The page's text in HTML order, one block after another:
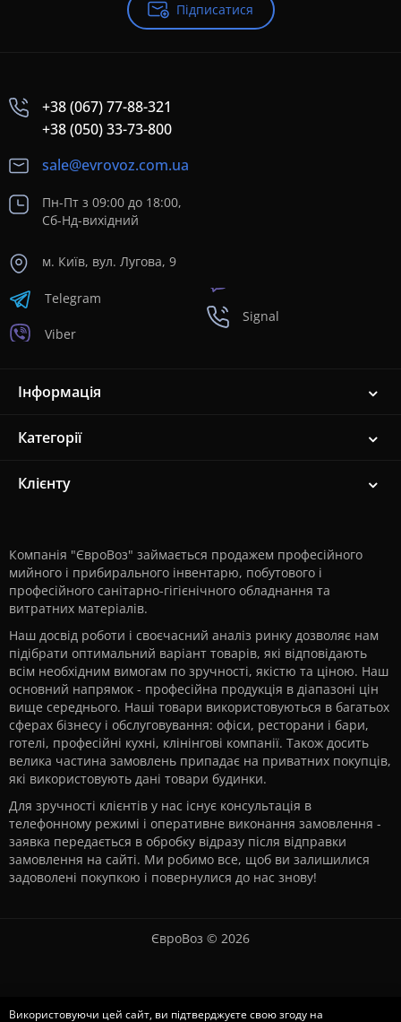
Підписатися
+38 (067) 77-88-321
+38 (050) 33-73-800
sale@evrovoz.com.ua
Пн-Пт з 09:00 до 18:00,
Сб-Нд-вихідний
м. Київ, вул. Лугова, 9
Telegram
Viber
Signal
Інформація
Категорії
Клієнту
Компанія "ЄвроВоз" займається продажем професійного
мийного і прибирального інвентарю, побутового і
професійного санітарно-гігієнічного обладнання та
витратних матеріалів.
Наш досвід роботи і своєчасний аналіз ринку дозволяє нам
підібрати оптимальний варіант товарів, які відповідають
всім необхідним вимогам по зручності, якістю та ціною. Наш
основний напрямок - професійна продукція в діапазоні цін
вище середнього. Наші товари використовуються в багатьох
сферах бізнесу і обслуговування: офіси, ресторани і бари,
готелі, професійні кухні, клінінгові компанії. Також досить
велика частина замовлень припадає на приватних покупців,
які використовують дані товари будинки.
Для зручності клієнтів у нас існує консультація в
телефонному режимі і оперативне виконання замовлення -
заявка передається в обробку відразу після відправки
замовлення на сайті. Ми робимо все, щоб ви залишилися
задоволені покупкою і повернулися до нас знову!
ЄвроВоз © 2026
Використовуючи цей сайт, ви підтверджуєте свою згоду на